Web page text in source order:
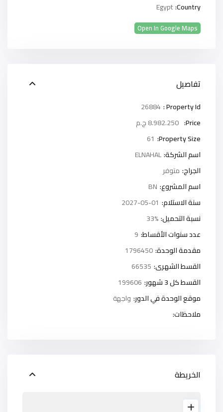
Country:
Egypt
Open In Google Maps
تفاصيل
Property Id :
26884
Price: 8.982.250 ج.م
Property Size:
61
اسم الشركة:ELNAHAL
الجراج: متوفر
اسم المشروع: BN
سنة الاستلام: 2027-05-01
نسبة التحميل:33%
عدد سنوات الأقساط: 9
مقدمة الوحدة:1796450
القسط الشهرى: 66535
القسط كل 3 شهور:
199606
موقع الوحدة في الدور: واجهة
ملاحظات:
الخريطة